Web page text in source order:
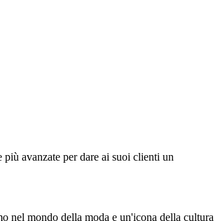
avanzate per dare ai suoi clienti un
nel mondo della moda e un'icona della cultura